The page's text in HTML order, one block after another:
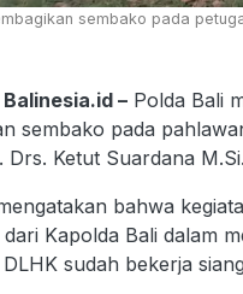
sembako pada
– Polda Bali
sembako pada
Drs. Ketut Suardana
bahwa
Kapolda Bali dalam
sudah bekerja